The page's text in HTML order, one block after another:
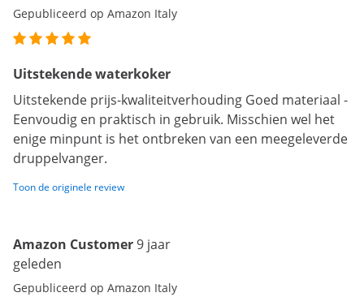
Gepubliceerd op Amazon Italy
Uitstekende waterkoker
Uitstekende prijs-kwaliteitverhouding Goed materiaal -
Eenvoudig en praktisch in gebruik. Misschien wel het
enige minpunt is het ontbreken van een meegeleverde
druppelvanger.
Toon de originele review
Amazon Customer9 jaar
geleden
Gepubliceerd op Amazon Italy